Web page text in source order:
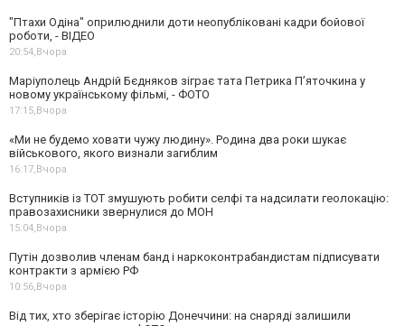
"Птахи Одіна" оприлюднили доти неопубліковані кадри бойової
роботи, - ВІДЕО
20:54,Вчора
Маріуполець Андрій Бєдняков зіграє тата Петрика П’яточкина у
новому українському фільмі, - ФОТО
17:15,Вчора
«Ми не будемо ховати чужу людину». Родина два роки шукає
військового, якого визнали загиблим
16:17,Вчора
Вступників із ТОТ змушують робити селфі та надсилати геолокацію:
правозахисники звернулися до МОН
15:04,Вчора
Путін дозволив членам банд і наркоконтрабандистам підписувати
контракти з армією РФ
10:56,Вчора
Від тих, хто зберігає історію Донеччини: на снаряді залишили